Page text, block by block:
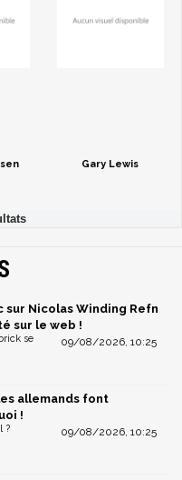
Gary Lewis
sur Nicolas Winding Refn
sur le web !
09/08/2026, 10:25
se
les allemands font
!
09/08/2026, 10:25
?